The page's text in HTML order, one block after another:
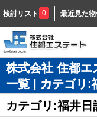
検討リスト 0 最近見た
株式会社 住都エ
一覧 | カテゴリ:
カテゴリ:福井日